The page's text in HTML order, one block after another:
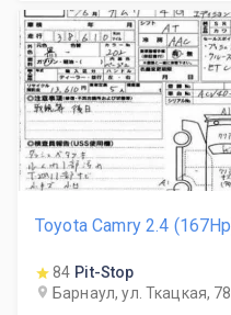
Toyota Camry 2.4
84 Pit-Stop
Барнаул, ул. Ткацкая,